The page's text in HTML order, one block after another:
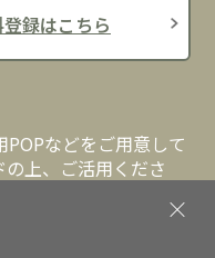
録はこちら
などをご用意して
上、ご活用くださ